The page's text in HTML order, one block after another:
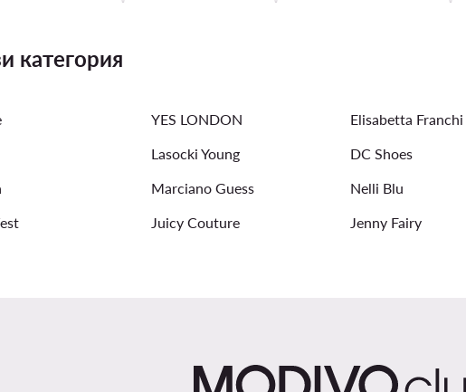
панталони Juicy Couture Дамски преходни якета Дамски
категория
YES LONDON Elisabetta Franchi
Lasocki Young DC Shoes
Marciano Guess Nelli Blu
Juicy Couture Jenny Fairy